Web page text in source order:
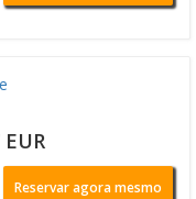
Reservar agora mesmo